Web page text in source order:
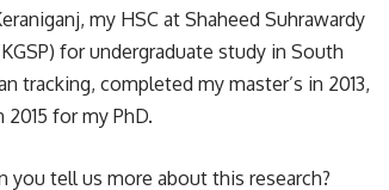
my HSC at Shaheed Suhrawardy
for undergraduate study in South
tracking, completed my master’s in 2013,
for my PhD.
you tell us more about this research?